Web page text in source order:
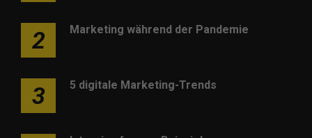
2 Marketing während der Pandemie
3 5 digitale Marketing-Trends